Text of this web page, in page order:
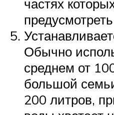
частях
Обычно
среднем от
большой
200 литров,